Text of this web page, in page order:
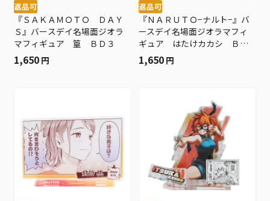
返品可
『ＳＡＫＡＭＯＴＯ ＤＡＹ
Ｓ』バースデイ名場面ジオラ
マフィギュア 篁 ＢＤ３
1,650 円
返品可
『ＮＡＲＵＴＯ−ナルト−』バ
ースデイ名場面ジオラマフィ
ギュア はたけカカシ ＢＤ
３
1,650 円